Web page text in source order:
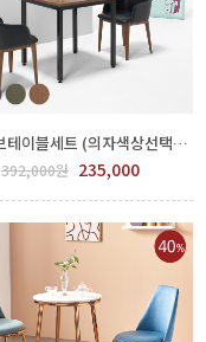
레네 러브테이블세트 (의자색상선택) FPP78-0005.7
392,000원 235,000